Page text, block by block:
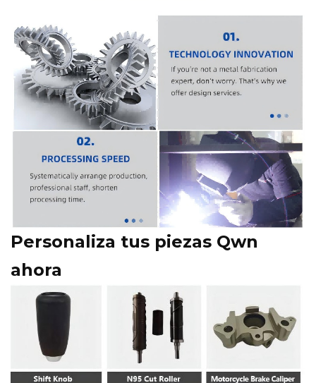
Personaliza tus piezas Qwn
ahora